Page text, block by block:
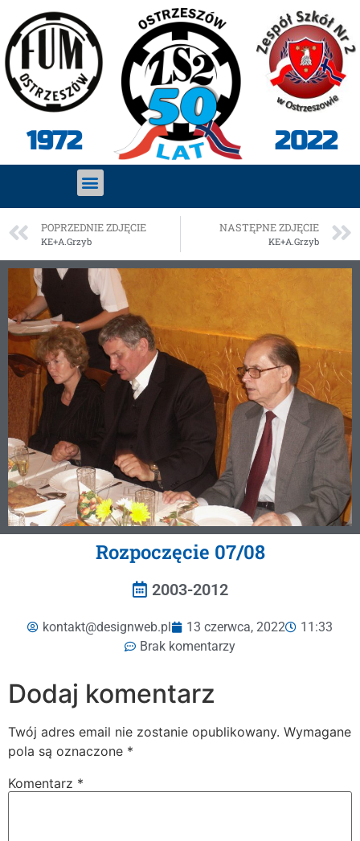
1972 2022
POPRZEDNIE ZDJĘCIE
KE+A.Grzyb
NASTĘPNE ZDJĘCIE
KE+A.Grzyb
Rozpoczęcie 07/08
2003-2012
kontakt@designweb.pl 13 czerwca, 2022
11:33
Brak komentarzy
Dodaj komentarz
Twój adres email nie zostanie opublikowany. Wymagane
pola są oznaczone *
Komentarz *